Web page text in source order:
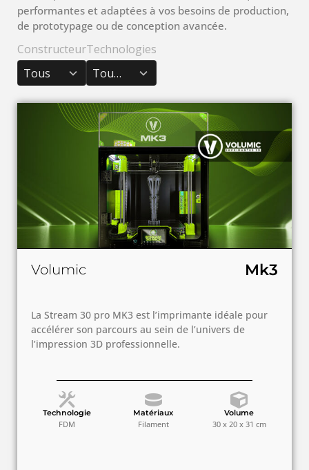
performantes et adaptées à vos besoins de production,
de prototypage ou de conception avancée.
Constructeur
Tous
3
results
available
Technologies
Toutes
3
results
available
Volumic Mk3
La Stream 30 pro MK3 est l’imprimante idéale pour
accélérer son parcours au sein de l’univers de
l’impression 3D professionnelle.
Technologie
FDM
Matériaux
Filament
Volume
30 x 20 x 31 cm